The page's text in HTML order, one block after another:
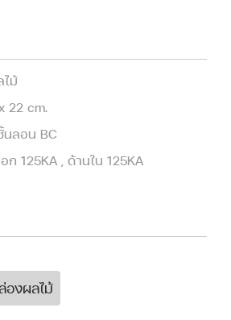
ไม้
22 cm.
นลอน BC
125KA , ด้านใน 125KA
องผลไม้